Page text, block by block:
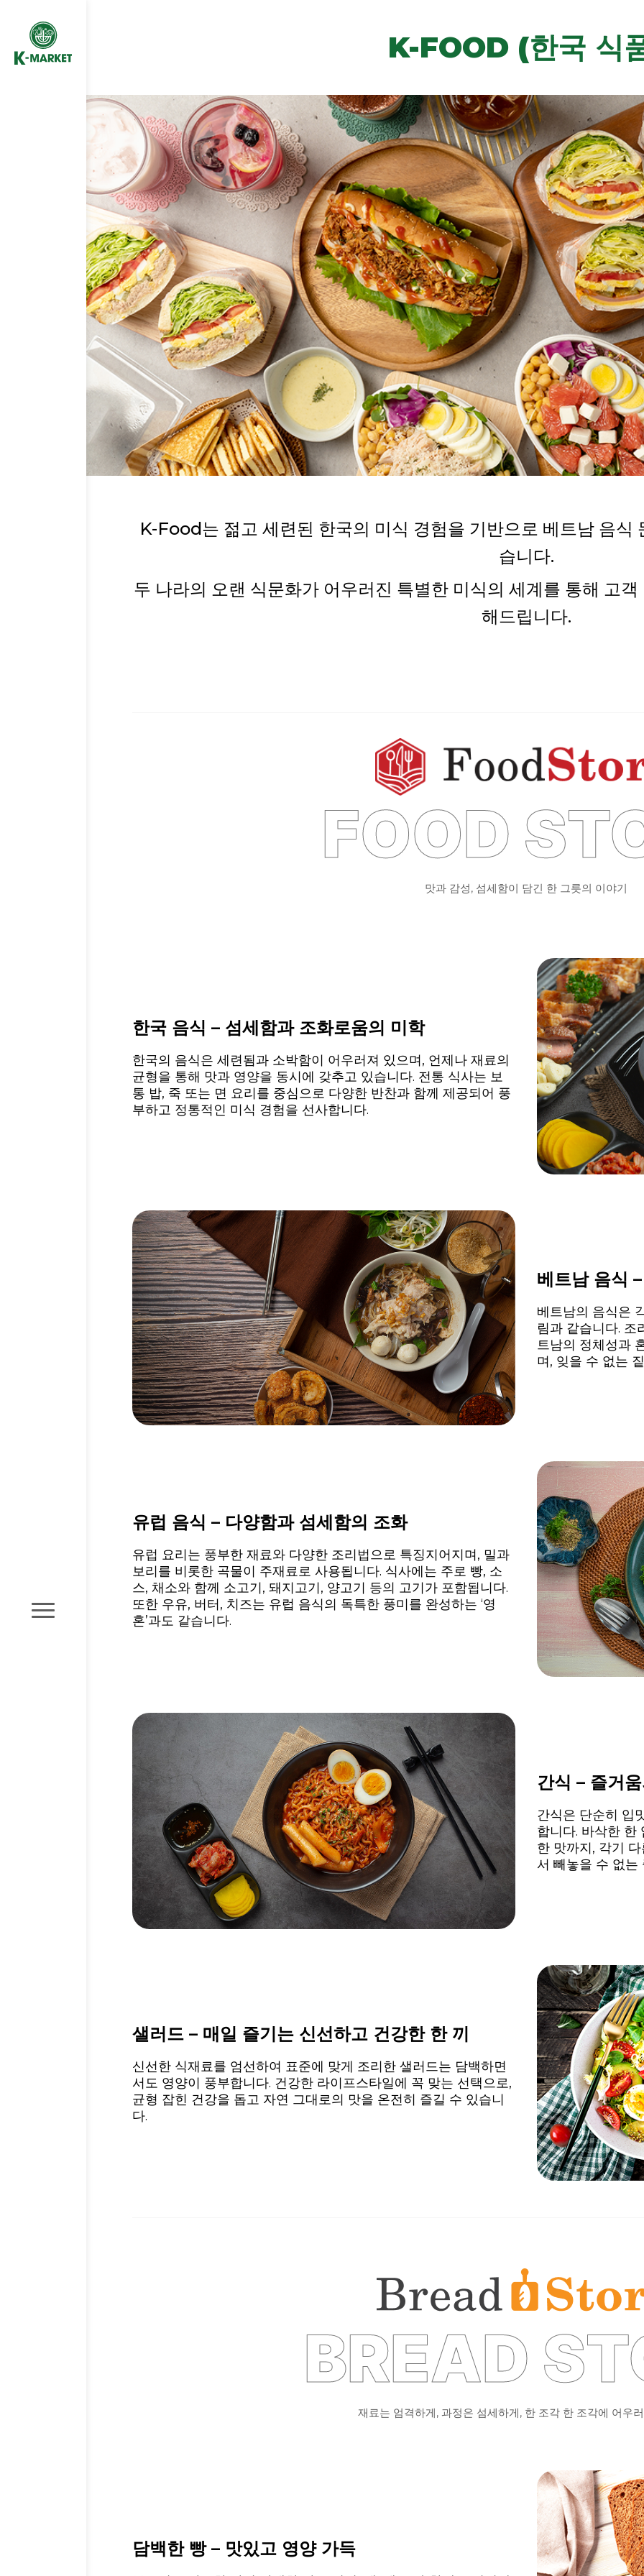
K-FOOD (한국 식
K-Food는 젊고 세련된 한국의 미식 경험을 기반으로 베트남 음식
습니다.
두 나라의 오랜 식문화가 어우러진 특별한 미식의 세계를 통해 고
해드립니다.
FOOD
맛과 감성, 섬세함이 담긴 한 그릇의 이야기
한국 음식 – 섬세함과 조화로움의 미학
한국의 음식은 세련됨과 소박함이 어우러져 있으며, 언제나 재료의
균형을 통해 맛과 영양을 동시에 갖추고 있습니다. 전통 식사는 보
통 밥, 죽 또는 면 요리를 중심으로 다양한 반찬과 함께 제공되어 풍
부하고 정통적인 미식 경험을 선사합니다.
베트남 음식
베트남의 음식은
림과 같습니다. 조
트남의 정체성과
며, 잊을 수 없는
유럽 음식 – 다양함과 섬세함의 조화
유럽 요리는 풍부한 재료와 다양한 조리법으로 특징지어지며, 밀과
보리를 비롯한 곡물이 주재료로 사용됩니다. 식사에는 주로 빵, 소
스, 채소와 함께 소고기, 돼지고기, 양고기 등의 고기가 포함됩니다.
또한 우유, 버터, 치즈는 유럽 음식의 독특한 풍미를 완성하는 ‘영
혼’과도 같습니다.
간식 – 즐거
간식은 단순히 입
합니다. 바삭한 한
한 맛까지, 각기
서 빼놓을 수 없는
샐러드 – 매일 즐기는 신선하고 건강한 한 끼
신선한 식재료를 엄선하여 표준에 맞게 조리한 샐러드는 담백하면
서도 영양이 풍부합니다. 건강한 라이프스타일에 꼭 맞는 선택으로,
균형 잡힌 건강을 돕고 자연 그대로의 맛을 온전히 즐길 수 있습니
다.
BREAD
재료는 엄격하게, 과정은 섬세하게, 한 조각 한 조각에 어우
담백한 빵 – 맛있고 영양 가득